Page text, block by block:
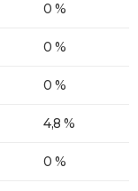
0 %
0 %
0 %
4,8 %
0 %